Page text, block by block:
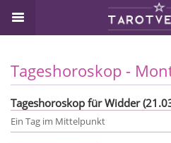
Tageshoroskop -
Tageshoroskop für Widder
Ein Tag im Mittelpunkt